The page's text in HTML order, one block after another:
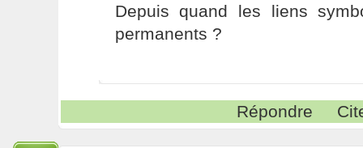
Depuis quand les liens
permanents ?
Répondre